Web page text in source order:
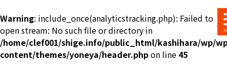
Warning: include_once(analyticstracking.php): Failed to
open stream: No such file or directory in
/home/clef001/shige.info/public_html/kashihara/wp/
content/themes/yoneya/header.phpon line 45